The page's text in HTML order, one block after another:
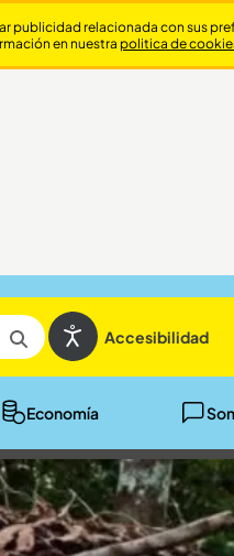
Accesibilidad
Economía
publicidad relacionada con sus
en nuestra politica de